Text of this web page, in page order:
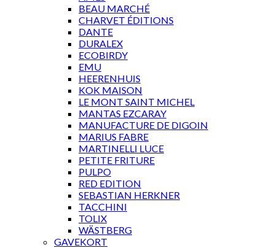
BEAU MARCHÉ
CHARVET ÉDITIONS
DANTE
DURALEX
ECOBIRDY
EMU
HEERENHUIS
KOK MAISON
LE MONT SAINT MICHEL
MANTAS EZCARAY
MANUFACTURE DE DIGOIN
MARIUS FABRE
MARTINELLI LUCE
PETITE FRITURE
PULPO
RED EDITION
SEBASTIAN HERKNER
TACCHINI
TOLIX
WÄSTBERG
GAVEKORT